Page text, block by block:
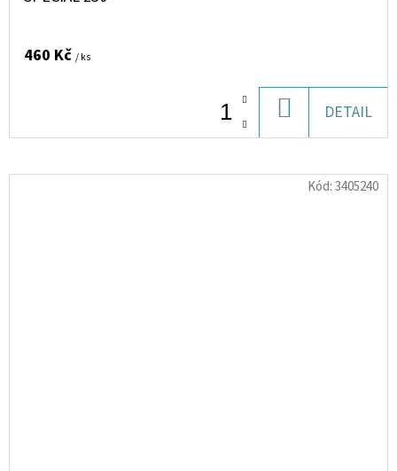
460 Kč / ks
KOŠÍKU
DETAIL
Kód:3405240